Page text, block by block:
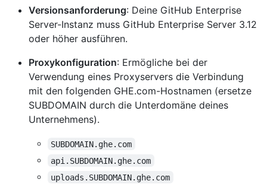
Versionsanforderung: Deine GitHub Enterprise
Server-Instanz muss GitHub Enterprise Server 3.12
oder höher ausführen.
Proxykonfiguration: Ermögliche bei der
Verwendung eines Proxyservers die Verbindung
mit den folgenden GHE.com-Hostnamen (ersetze
SUBDOMAIN durch die Unterdomäne deines
Unternehmens).
SUBDOMAIN.ghe.com
api.SUBDOMAIN.ghe.com
uploads.SUBDOMAIN.ghe.com